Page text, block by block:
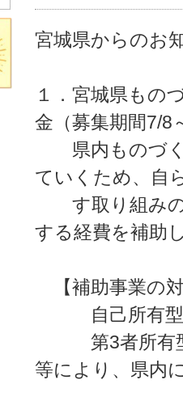
宮城県からのお
１．宮城県もの
金（募集期間7/8
県内ものづく
ていくため、
す取り組みの
する経費を補助
【補助事業の
自己所有型：
第3者所有型
等により、県内